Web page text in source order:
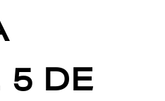
5 DE